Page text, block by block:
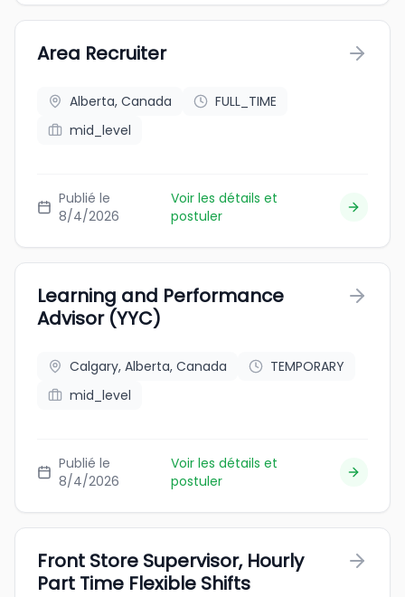
Area Recruiter
Alberta, Canada
FULL_TIME
mid_level
Publié le
8/4/2026
Voir les détails et
postuler
Learning and Performance
Advisor (YYC)
Calgary, Alberta, Canada
TEMPORARY
mid_level
Publié le
8/4/2026
Voir les détails et
postuler
Front Store Supervisor, Hourly
Part Time Flexible Shifts